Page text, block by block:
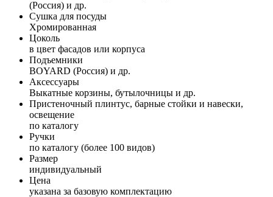
(Россия) и др.
Сушка для посуды
Хромированная
Цоколь
в цвет фасадов или корпуса
Подъемники
BOYARD (Россия) и др.
Аксессуары
Выкатные корзины, бутылочницы и др.
Пристеночный плинтус, барные стойки и навески,
освещение
по каталогу
Ручки
по каталогу (более 100 видов)
Размер
индивидуальный
Цена
указана за базовую комплектацию